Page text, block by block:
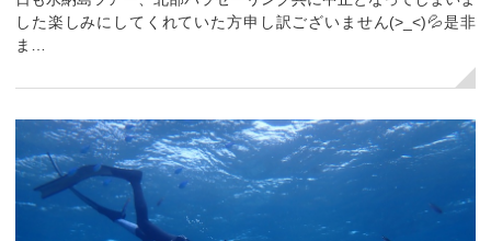
した楽しみにしてくれていた方申し訳ございません(>_<)💦是非
ま…